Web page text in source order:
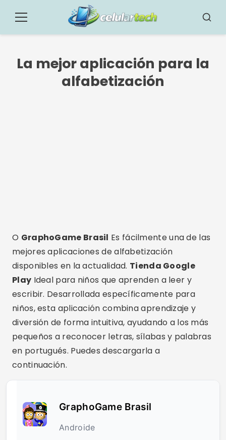
paraMenú
La mejor aplicación para la
alfabetización
O GraphoGame Brasil Es fácilmente una de las
mejores aplicaciones de alfabetización
disponibles en la actualidad. Tienda Google
Play Ideal para niños que aprenden a leer y
escribir. Desarrollada específicamente para
niños, esta aplicación combina aprendizaje y
diversión de forma intuitiva, ayudando a los más
pequeños a reconocer letras, sílabas y palabras
en portugués. Puedes descargarla a
continuación.
GraphoGame Brasil
Androide